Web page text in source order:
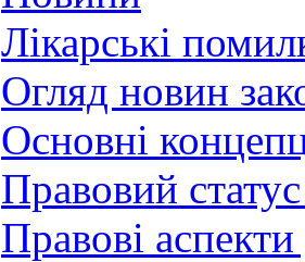
Лікарські
Огляд новин
Основні
Правовий
Правові